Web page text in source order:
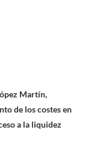
Martín,
de los costes en
a la liquidez